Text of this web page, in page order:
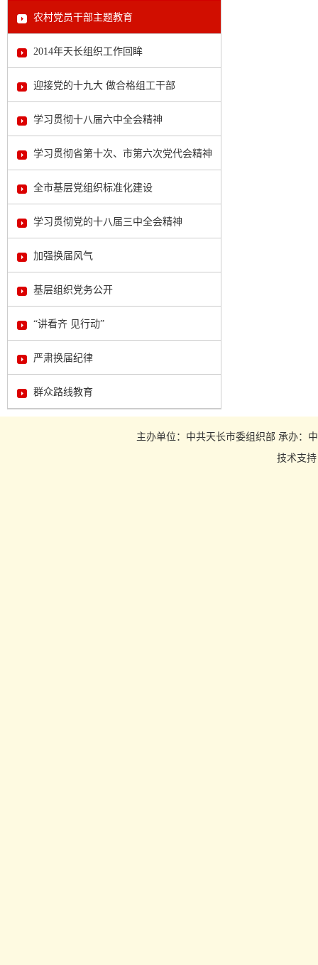
农村党员干部主题教育
2014年天长组织工作回眸
迎接党的十九大 做合格组工干部
学习贯彻十八届六中全会精神
学习贯彻省第十次、市第六次党代会精神
全市基层党组织标准化建设
学习贯彻党的十八届三中全会精神
加强换届风气
基层组织党务公开
“讲看齐 见行动”
严肃换届纪律
群众路线教育
主办单位：中共天长市委组织部 承办：
技术支持